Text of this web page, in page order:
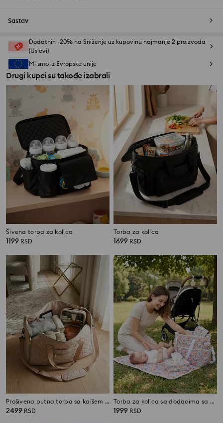
Sastav
Dodatnih -20% na Sniženje uz kupovinu najmanje 2 proizvoda
(Uslovi)
Mi smo iz Evropske unije
Drugi kupci su takođe izabrali
Šivena torba za kolica
1199 RSD
Torba za kolica
1699 RSD
Prošivena putna torba sa kaišem za rame
2499 RSD
Torba za kolica sa dodacima sa cvetnim motivom
1999 RSD